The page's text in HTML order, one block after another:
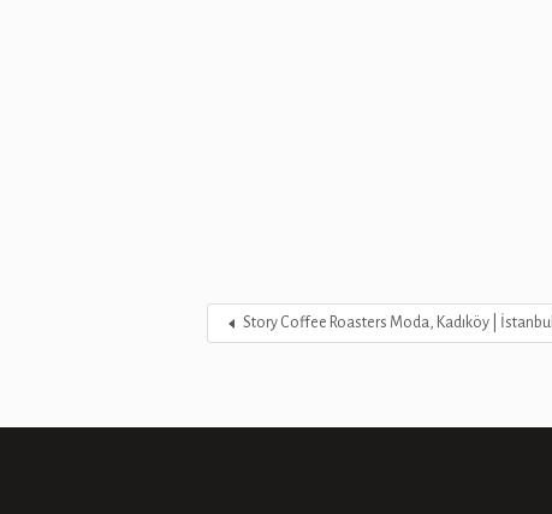
Story Coffee Roasters Moda, Kadıköy | İstanbul